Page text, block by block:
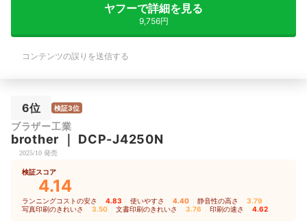
ヤフーで詳細を見る
9,756円
コンテンツの誤りを送信する
6位 検証3位
ブラザー工業
brother ｜ DCP-J4250N
2025/10 発売
検証スコア
4.14
ランニングコストの安さ 4.83 使いやすさ 4.40 静音性の高さ 3.79
写真印刷のきれいさ 3.50 文書印刷のきれいさ 3.76 印刷の速さ 4.62